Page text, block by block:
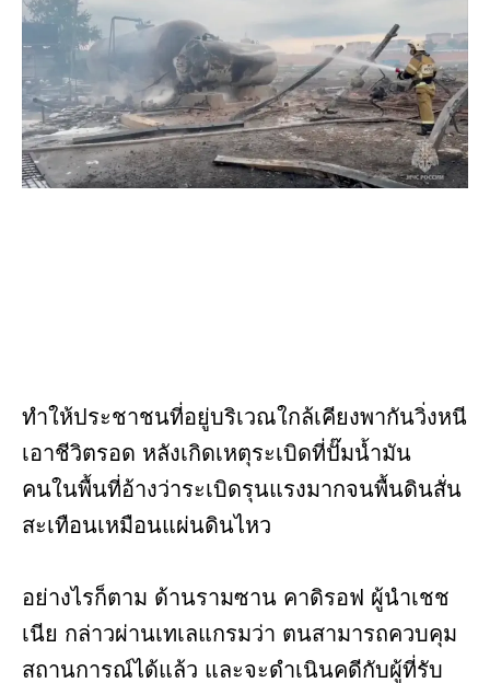
ทำให้ประชาชนที่อยู่บริเวณใกล้เคียงพากันวิ่งหนี
เอาชีวิตรอด หลังเกิดเหตุระเบิดที่ปั๊มน้ำมัน
คนในพื้นที่อ้างว่าระเบิดรุนแรงมากจนพื้นดินสั่น
สะเทือนเหมือนแผ่นดินไหว
อย่างไรก็ตาม ด้านรามซาน คาดิรอฟ ผู้นำเชช
เนีย กล่าวผ่านเทเลแกรมว่า ตนสามารถควบคุม
สถานการณ์ได้แล้ว และจะดำเนินคดีกับผู้ที่รับ